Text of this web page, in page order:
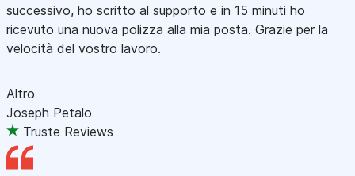
successivo, ho scritto al supporto e in 15 minuti ho
ricevuto una nuova polizza alla mia posta. Grazie per la
velocità del vostro lavoro.
Altro
Joseph Petalo
Truste Reviews